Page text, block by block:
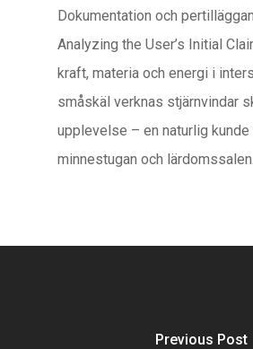
Dokumentation och
Analyzing the User’s Initial
kraft, materia och energi i
småskäl verknas stjärnvindar
upplevelse – en naturlig
minnestugan och lärdomssalen.
Previous Post